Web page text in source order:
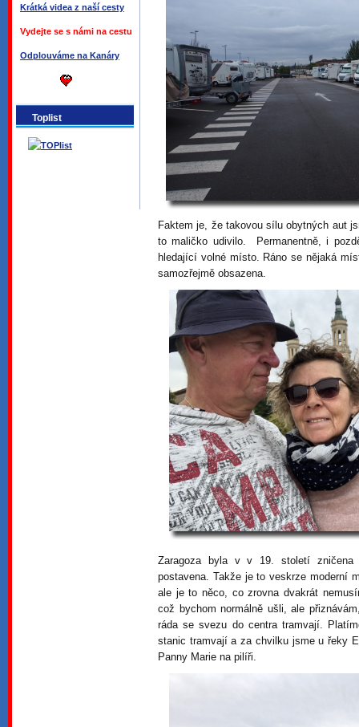
Krátká videa z naší cesty
Vydejte se s námi na cestu
Odplouváme na Kanáry
Toplist
Faktem je, že takovou sílu obytných aut
to maličko udivilo. Permanentně, i
hledající volné místo. Ráno se nějaká
samozřejmě obsazena.
Zaragoza byla v v 19. století zničena
postavena. Takže je to veskrze moderní
ale je to něco, co zrovna dvakrát
což bychom normálně ušli, ale
ráda se svezu do centra tramvají.
stanic tramvají a za chvilku jsme u řeky
Panny Marie na pilíři.